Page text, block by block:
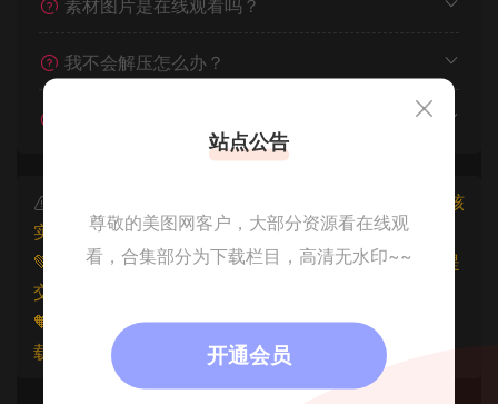
素材图片是在线观看吗？
我不会解压怎么办？
本文资源仅供个人参考学习，请勿批量搬运，一经核
实将封禁账号权限！
💚本文资源均来源网友分享，若侵犯了您的权益可以提
交工单处理。
🧡原文链接：https://www.znjfg.com/1763.html
载请注明出处。
站点公告
尊敬的美图网客户，大部分资源看在线观
看，合集部分为下载栏目，高清无水印~~
开通会员